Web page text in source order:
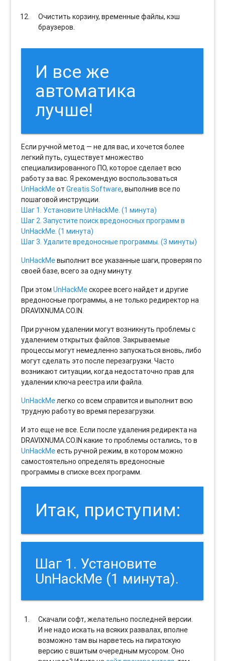
Очистить корзину, временные файлы, кэш
браузеров.
И все же
автоматика
лучше!
Если ручной метод — не для вас, и хочется более
легкий путь, существует множество
специализированного ПО, которое сделает всю
работу за вас. Я рекомендую воспользоваться
UnHackMeотGreatis Software, выполнив все по
пошаговой инструкции.
Шаг 1. Установите UnHackMe. (1 минута)
Шаг 2. Запустите поиск вредоносных программ в
UnHackMe. (1 минута)
Шаг 3. Удалите вредоносные программы. (3 минуты)
UnHackMeвыполнит все указанные шаги, проверяя по
своей базе, всего за одну минуту.
При этомUnHackMeскорее всего найдет и другие
вредоносные программы, а не только редиректор на
DRAVIXNUMA.CO.IN.
При ручном удалении могут возникнуть проблемы с
удалением открытых файлов. Закрываемые
процессы могут немедленно запускаться вновь, либо
могут сделать это после перезагрузки. Часто
возникают ситуации, когда недостаточно прав для
удалении ключа реестра или файла.
UnHackMeлегко со всем справится и выполнит всю
трудную работу во время перезагрузки.
И это еще не все. Если после удаления редиректа на
DRAVIXNUMA.CO.IN какие то проблемы остались, то в
UnHackMeесть ручной режим, в котором можно
самостоятельно определять вредоносные
программы в списке всех программ.
Итак, приступим:
Шаг 1. Установите
UnHackMe (1 минута).
Скачали софт, желательно последней версии.
И не надо искать на всяких развалах, вполне
возможно там вы нарветесь на пиратскую
версию с вшитым очередным мусором. Оно